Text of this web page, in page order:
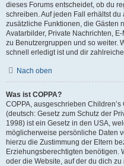
dieses Forums entscheidet, ob du
schreiben. Auf jeden Fall erhältst
zusätzliche Funktionen, die Gästen
Avatarbilder, Private Nachrichten,
zu Benutzergruppen und so weiter.
schnell erledigt ist und dir
Nach oben
Was ist COPPA?
COPPA, ausgeschrieben
(deutsch: Gesetz zum Schutz der
1998) ist ein Gesetz in den USA,
möglicherweise persönliche Daten
hierzu die Zustimmung der Eltern
Erziehungsberechtigten benötigen.
oder die Website, auf der du dich